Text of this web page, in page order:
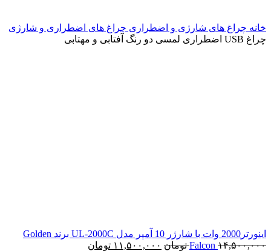
خانه چراغ های شارژی و اضطراری چراغ های اضطراری و شارژی
چراغ USB اضطراری لمسی دو رنگ آفتابی و مهتابی
اینورتر2000 وات با شارژر 10 آمپر مدل UL-2000C برند Golden
Falcon ۱۴,۵۰۰,۰۰۰ تومان قیمت
۱۱,۵۰۰,۰۰۰ تومان